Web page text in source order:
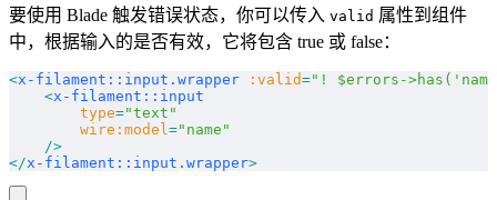
要使用 Blade 触发错误状态，你可以传入 valid 属性到组件
中，根据输入的是否有效，它将包含 true 或 false：
<x-filament::input.wrapper :valid="! $errors-
    <
x-filament::input
        type
="text"
        wire:model
="name"
    />
</x-filament::input.wrapper>